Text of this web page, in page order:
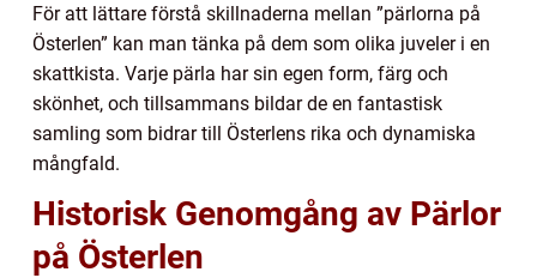
För att lättare förstå skillnaderna mellan ”pärlorna på
Österlen” kan man tänka på dem som olika juveler i en
skattkista. Varje pärla har sin egen form, färg och
skönhet, och tillsammans bildar de en fantastisk
samling som bidrar till Österlens rika och dynamiska
mångfald.
Historisk Genomgång av Pärlor
på Österlen